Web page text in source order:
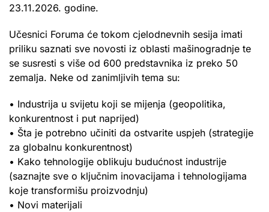
23.11.2026. godine.
Učesnici Foruma će tokom cjelodnevnih sesija imati
priliku saznati sve novosti iz oblasti mašinogradnje te
se susresti s više od 600 predstavnika iz preko 50
zemalja. Neke od zanimljivih tema su:
• Industrija u svijetu koji se mijenja (geopolitika,
konkurentnost i put naprijed)
• Šta je potrebno učiniti da ostvarite uspjeh (strategije
za globalnu konkurentnost)
• Kako tehnologije oblikuju budućnost industrije
(saznajte sve o ključnim inovacijama i tehnologijama
koje transformišu proizvodnju)
• Novi materijali